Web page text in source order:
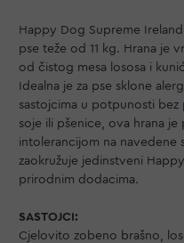
Happy Dog Supreme
pse teže od 11 kg. Hrana je
od čistog mesa lososa i
Idealna je za pse sklone
sastojcima u potpunosti bez
soje ili pšenice, ova hrana je
intolerancijom na navedene
zaokružuje jedinstveni
prirodnim dodacima.
SASTOJCI:
Cjelovito zobeno brašno,